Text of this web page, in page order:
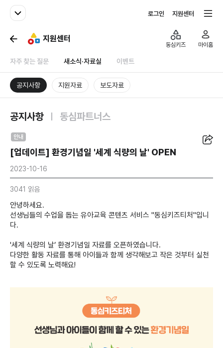
패밀리사이트
로그인 지원센터
지원센터
자주 찾는 질문 새소식·자료실 이벤트
동심키즈 마이홈
공지사항 지원자료 보도자료
공지사항 동심파트너스
안내
[업데이트] 환경기념일 '세계 식량의 날' OPEN
2023-10-16
3041 읽음
안녕하세요.
선생님들의 수업을 돕는 유아교육 콘텐츠 서비스 "동심키즈티처"입니
다.
'세계 식량의 날’ 환경기념일 자료를 오픈하였습니다.
다양한 활동 자료를 통해 아이들과 함께 생각해보고 작은 것부터 실천
할 수 있도록 노력해요!